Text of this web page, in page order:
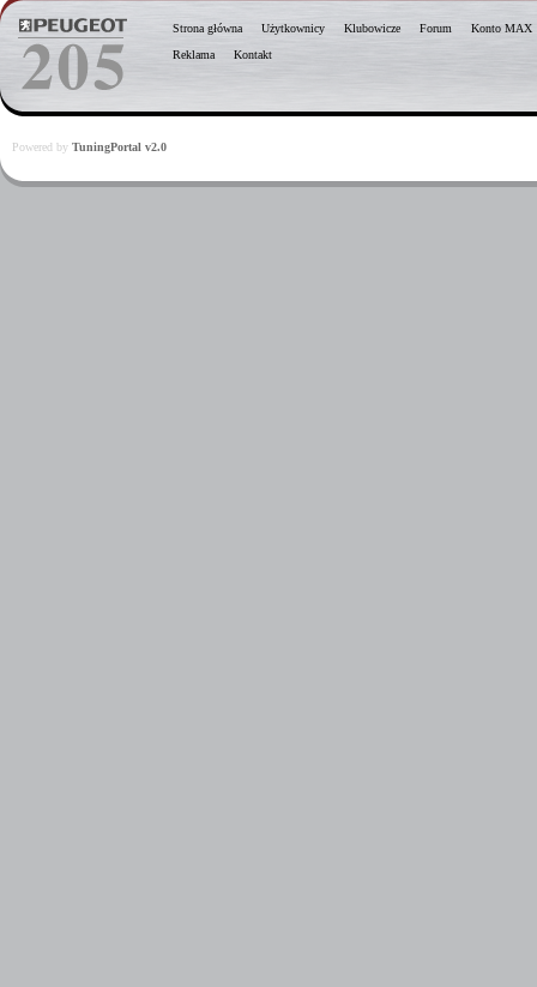
Strona główna Użytkownicy Klubowicze Forum
Konto MAX
Reklama
Kontakt
Powered by TuningPortal v2.0